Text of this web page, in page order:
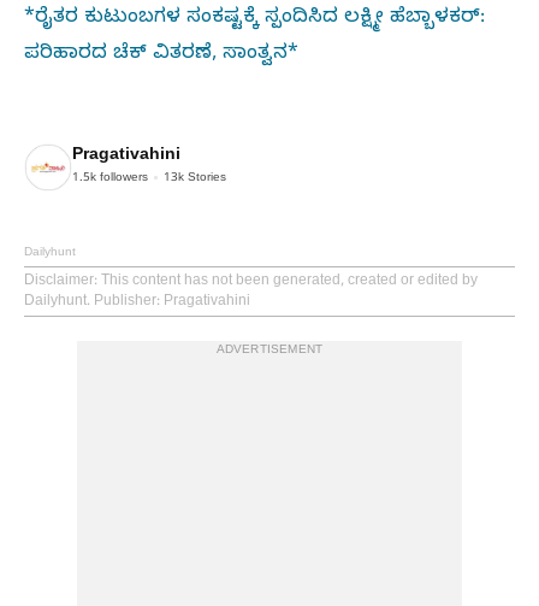
*ರೈತರ ಕುಟುಂಬಗಳ ಸಂಕಷ್ಟಕ್ಕೆ ಸ್ಪಂದಿಸಿದ ಲಕ್ಷ್ಮೀ ಹೆಬ್ಬಾಳಕರ್:
ಪರಿಹಾರದ ಚೆಕ್ ವಿತರಣೆ, ಸಾಂತ್ವನ*
Pragativahini
1.5k followers 13k Stories
Dailyhunt
Disclaimer: This content has not been generated, created or edited by
Dailyhunt. Publisher: Pragativahini
ADVERTISEMENT